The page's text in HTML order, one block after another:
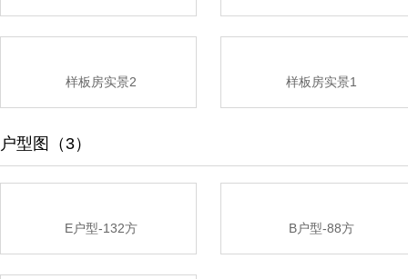
样板房实景2 样板房实景1
户型图（3）
E户型-132方 B户型-88方